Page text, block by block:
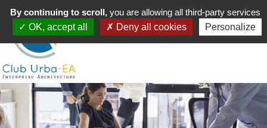
Toggle
navigation
MENU
By continuing to scroll,you are allowing all third-party services
OK, accept all
Deny all cookies Personalize